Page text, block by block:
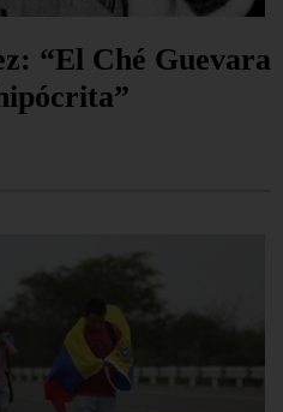
“El Ché Guevara